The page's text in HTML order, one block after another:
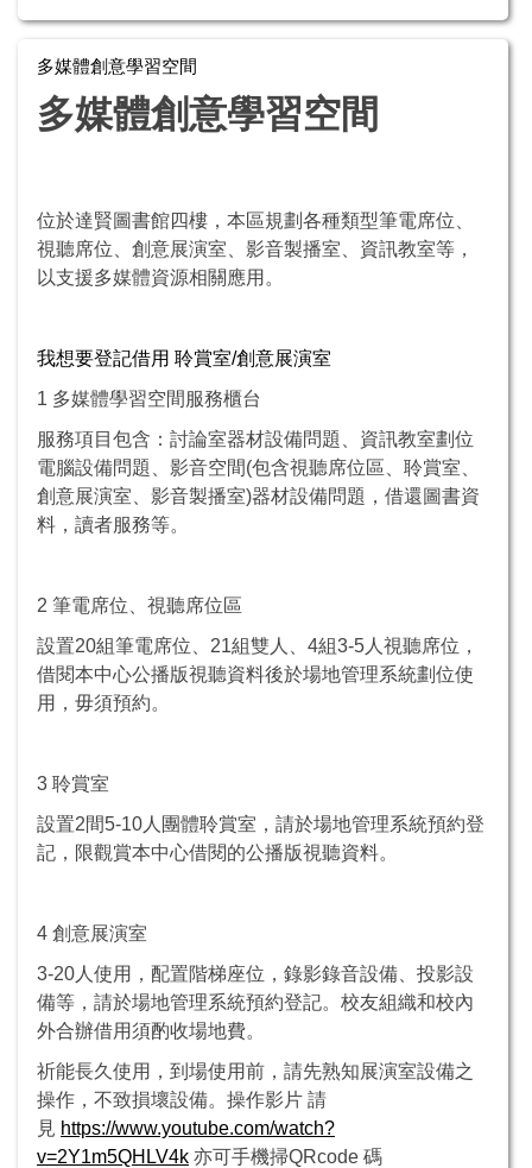
多媒體創意學習空間
多媒體創意學習空間
位於達賢圖書館四樓，本區規劃各種類型筆電席位、
視聽席位、創意展演室、影音製播室、資訊教室等，
以支援多媒體資源相關應用。
我想要登記借用 聆賞室/創意展演室
1 多媒體學習空間服務櫃台
服務項目包含：討論室器材設備問題、資訊教室劃位
電腦設備問題、影音空間(包含視聽席位區、聆賞室、
創意展演室、影音製播室)器材設備問題，借還圖書資
料，讀者服務等。
2 筆電席位、視聽席位區
設置20組筆電席位、21組雙人、4組3-5人視聽席位，
借閱本中心公播版視聽資料後於場地管理系統劃位使
用，毋須預約。
3 聆賞室
設置2間5-10人團體聆賞室，請於場地管理系統預約登
記，限觀賞本中心借閱的公播版視聽資料。
4 創意展演室
3-20人使用，配置階梯座位，錄影錄音設備、投影設
備等，請於場地管理系統預約登記。校友組織和校內
外合辦借用須酌收場地費。
祈能長久使用，到場使用前，請先熟知展演室設備之
操作，不致損壞設備。操作影片 請
見 https://www.youtube.com/watch?
v=2Y1m5QHLV4k 亦可手機掃QRcode 碼